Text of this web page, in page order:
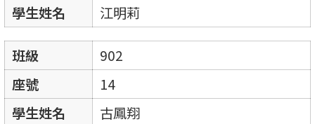
學生姓名
江明莉
班級
902
座號
14
學生姓名
古鳳翔